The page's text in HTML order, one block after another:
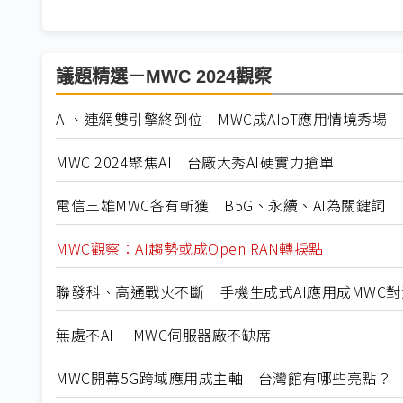
議題精選－MWC 2024觀察
AI、連網雙引擎終到位 MWC成AIoT應用情境秀場
MWC 2024聚焦AI 台廠大秀AI硬實力搶單
電信三雄MWC各有斬獲 B5G、永續、AI為關鍵詞
MWC觀察：AI趨勢或成Open RAN轉捩點
聯發科、高通戰火不斷 手機生成式AI應用成MWC
無處不AI MWC伺服器廠不缺席
MWC開幕5G跨域應用成主軸 台灣館有哪些亮點？